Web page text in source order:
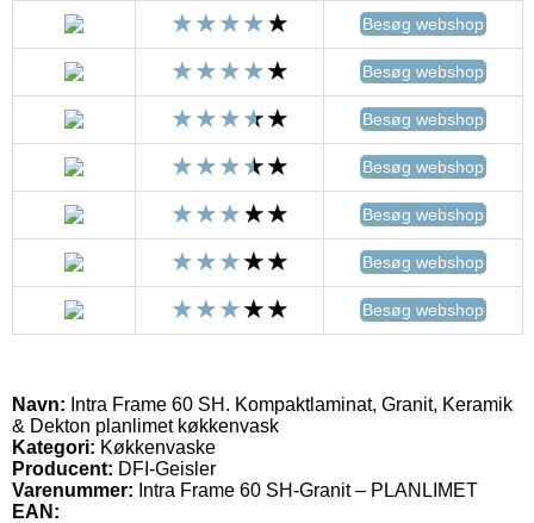
Besøg webshop
Besøg webshop
Besøg webshop
Besøg webshop
Besøg webshop
Besøg webshop
Besøg webshop
Navn: Intra Frame 60 SH. Kompaktlaminat, Granit, Keramik
& Dekton planlimet køkkenvask
Kategori: Køkkenvaske
Producent: DFI-Geisler
Varenummer: Intra Frame 60 SH-Granit – PLANLIMET
EAN: